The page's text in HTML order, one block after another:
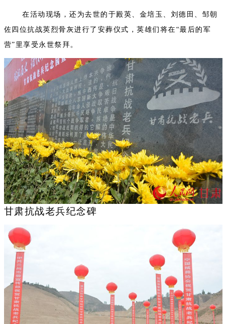
在活动现场，还为去世的于殿英、金培玉、刘德田、邹朝
佐四位抗战英烈骨灰进行了安葬仪式，英雄们将在“最后的军
营”里享受永世祭拜。
甘肃抗战老兵纪念碑